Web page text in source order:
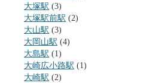
大塚駅 (3)
大塚駅前駅 (2)
大山駅 (3)
大岡山駅 (4)
大島駅 (1)
大崎広小路駅 (1)
大崎駅 (2)